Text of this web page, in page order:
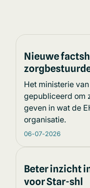
Nieuwe
Het ministerie
gepubliceerd om
geven in wat de
organisatie.
06-07-2026
Beter inzicht
voor Star-shl